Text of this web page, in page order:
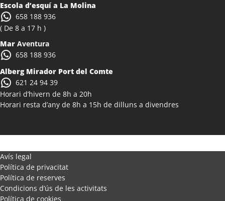
Activitats Família Amics Alcanar
Colònies Escolars Alcanar
Activitats Família Amics Alcanó
Activitats Teambuilding Empreses Alcarràs
Activitats Família Amics Alcarràs
Colònies Escolars Alcarràs
Activitats Teambuilding Empreses Alcora
Activitats Família Amics Alcora
Colònies Escolars Alcora
Activitats Teambuilding Empreses Alcover
Escola d’esquí a La Molina
658 188 936
( De 8 a 17 h )
Mar Aventura
658 188 936
Alberg Mirador Port del Comte
621 24 94 39
Horari d’hivern de 8h a 20h
Horari resta d’any de 8h a 15h de dilluns a divendres
Avís legal
Política de privacitat
Política de reserves
Condicions d’ús de les activitats
Política de cookies